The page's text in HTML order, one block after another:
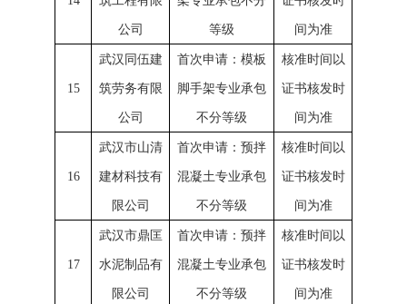
公司 等级 间为准
15
武汉同伍建
筑劳务有限
公司
首次申请：模板
脚手架专业承包
不分等级
核准时间以
证书核发时
间为准
16
武汉市山清
建材科技有
限公司
首次申请：预拌
混凝土专业承包
不分等级
核准时间以
证书核发时
间为准
17
武汉市鼎匡
水泥制品有
限公司
首次申请：预拌
混凝土专业承包
不分等级
核准时间以
证书核发时
间为准